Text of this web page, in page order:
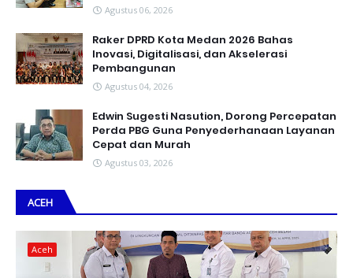
Agustus 06, 2026
Raker DPRD Kota Medan 2026 Bahas
Inovasi, Digitalisasi, dan Akselerasi
Pembangunan
Agustus 04, 2026
Edwin Sugesti Nasution, Dorong Percepatan
Perda PBG Guna Penyederhanaan Layanan
Cepat dan Murah
Agustus 03, 2026
ACEH
Aceh